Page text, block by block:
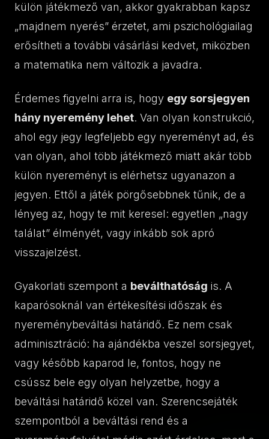
külön játékmező van, akkor gyakrabban kapsz
„majdnem nyerés” érzetet, ami pszichológiailag
erősítheti a további vásárlási kedvet, miközben
a matematika nem változik a javadra.
Érdemes figyelni arra is, hogy egy sorsjegyen
hány nyeremény lehet. Van olyan konstrukció,
ahol egy jegy legfeljebb egy nyereményt ad, és
van olyan, ahol több játékmező miatt akár több
külön nyereményt is elérhetsz ugyanazon a
jegyen. Ettől a játék pörgősebbnek tűnik, de a
lényeg az, hogy te mit keresel: egyetlen „nagy
találat” élményét, vagy inkább sok apró
visszajelzést.
Gyakorlati szempont a beválthatóság is. A
kaparósoknál van értékesítési időszak és
nyereménybeváltási határidő. Ez nem csak
adminisztráció: ha ajándékba veszel sorsjegyet,
vagy később kaparod le, fontos, hogy ne
csússz bele egy olyan helyzetbe, hogy a
beváltási határidő közel van. Szerencsejáték
szempontból a beváltási rend és a